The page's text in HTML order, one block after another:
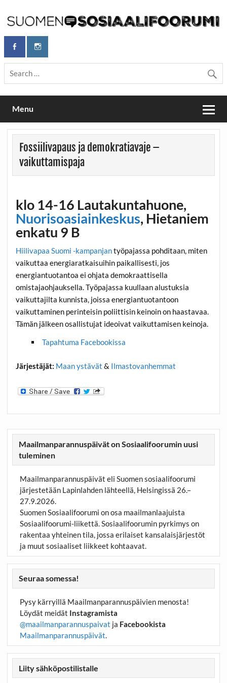
content
Maailmanparannuspäivät / Suomen
Sosiaalifoorumi
Maailmanparannuspäivät Lapinlahden Lähteellä, Helsingissä
26.–27.9.2026
Menu
Fossiilivapaus ja demokratiavaje –
vaikuttamispaja
klo 14-16 Lautakuntahuone,
Nuorisoasiainkeskus, Hietaniem
enkatu 9 B
Hiilivapaa Suomi -kampanjantyöpajassa pohditaan, miten
vaikuttaa energiaratkaisuihin paikallisesti, jos
energiantuotantoa ei ohjata demokraattisella
omistajaohjauksella. Työpajassa kuullaan alustuksia
vaikuttajilta kunnista, joissa energiantuotantoon
vaikuttaminen perinteisin poliittisin keinoin on haastavaa.
Tämän jälkeen osallistujat ideoivat vaikuttamisen keinoja.
Tapahtuma Facebookissa
Järjestäjät: Maan ystävät & Ilmastovanhemmat
Maailmanparannuspäivät on Sosiaalifoorumin uusi
tuleminen
Maailmanparannuspäivät eli Suomen sosiaalifoorumi
järjestetään Lapinlahden lähteellä, Helsingissä 26.–
27.9.2026.
Suomen Sosiaalifoorumi on osa maailmanlaajuista
Sosiaalifoorumi-liikettä. Sosiaalifoorumin pyrkimys on
rakentaa yhteinen tila, jossa erilaiset kansalaisjärjestöt
ja muut sosiaaliset liikkeet kohtaavat.
Seuraa somessa!
Pysy kärryillä Maailmanparannuspäivien menosta!
Löydät meidät Instagramista
@maailmanparannuspaivat ja Facebookista
Maailmanparannuspäivät.
Liity sähköpostilistalle